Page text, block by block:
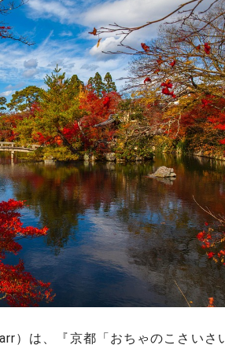
）は、『京都「おちゃのこさいさ